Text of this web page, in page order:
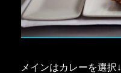
メインはカレーを選択↓